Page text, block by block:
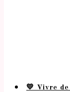
💛 Vivre